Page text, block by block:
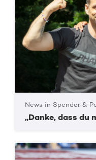
News in Spender &
„Danke, dass du